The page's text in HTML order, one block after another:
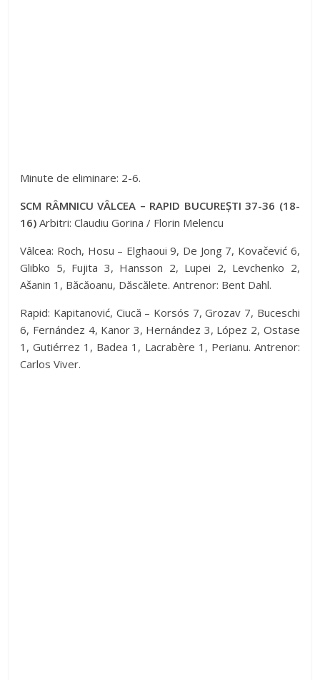
Minute de eliminare: 2-6.
SCM RÂMNICU VÂLCEA – RAPID BUCUREȘTI 37-36 (18-
16) Arbitri: Claudiu Gorina / Florin Melencu
Vâlcea: Roch, Hosu – Elghaoui 9, De Jong 7, Kovačević 6,
Glibko 5, Fujita 3, Hansson 2, Lupei 2, Levchenko 2,
Ašanin 1, Băcăoanu, Dăscălete. Antrenor: Bent Dahl.
Rapid: Kapitanović, Ciucă – Korsós 7, Grozav 7, Buceschi
6, Fernández 4, Kanor 3, Hernández 3, López 2, Ostase
1, Gutiérrez 1, Badea 1, Lacrabère 1, Perianu. Antrenor:
Carlos Viver.